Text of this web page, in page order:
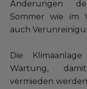
Änderungen
Sommer wie im
auch
Die
Wartung,
vermieden